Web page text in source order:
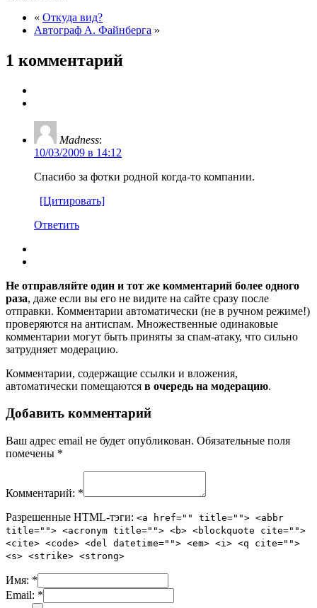
« Откуда вид?
Автограф А. Файнберга »
1 комментарий
Madness:
10/03/2009 в 14:12
Спасибо за фотки родной когда-то компании.
[Цитировать]
Ответить
Не отправляйте один и тот же комментарий более одного
раза, даже если вы его не видите на сайте сразу после
отправки. Комментарии автоматически (не в ручном режиме!)
проверяются на антиспам. Множественные одинаковые
комментарии могут быть приняты за спам-атаку, что сильно
затрудняет модерацию.
Комментарии, содержащие ссылки и вложения,
автоматически помещаются в очередь на модерацию.
Добавить комментарий
Ваш адрес email не будет опубликован. Обязательные поля
помечены *
Комментарий: *
Разрешенные HTML-тэги: <a href="" title=""> <abbr
title=""> <acronym title=""> <b> <blockquote cite="">
<cite> <code> <del datetime=""> <em> <i> <q cite="">
<s> <strike> <strong>
Имя: *
Email: *